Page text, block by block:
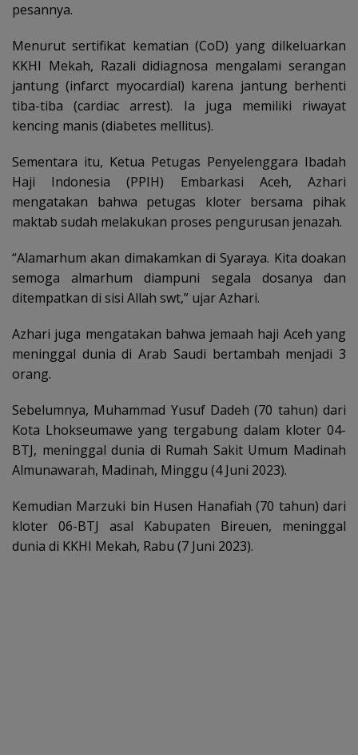
pesannya.
Menurut sertifikat kematian (CoD) yang dilkeluarkan
KKHI Mekah, Razali didiagnosa mengalami serangan
jantung (infarct myocardial) karena jantung berhenti
tiba-tiba (cardiac arrest). Ia juga memiliki riwayat
kencing manis (diabetes mellitus).
Sementara itu, Ketua Petugas Penyelenggara Ibadah
Haji Indonesia (PPIH) Embarkasi Aceh, Azhari
mengatakan bahwa petugas kloter bersama pihak
maktab sudah melakukan proses pengurusan jenazah.
“Alamarhum akan dimakamkan di Syaraya. Kita doakan
semoga almarhum diampuni segala dosanya dan
ditempatkan di sisi Allah swt,” ujar Azhari.
Azhari juga mengatakan bahwa jemaah haji Aceh yang
meninggal dunia di Arab Saudi bertambah menjadi 3
orang.
Sebelumnya, Muhammad Yusuf Dadeh (70 tahun) dari
Kota Lhokseumawe yang tergabung dalam kloter 04-
BTJ, meninggal dunia di Rumah Sakit Umum Madinah
Almunawarah, Madinah, Minggu (4 Juni 2023).
Kemudian Marzuki bin Husen Hanafiah (70 tahun) dari
kloter 06-BTJ asal Kabupaten Bireuen, meninggal
dunia di KKHI Mekah, Rabu (7 Juni 2023).